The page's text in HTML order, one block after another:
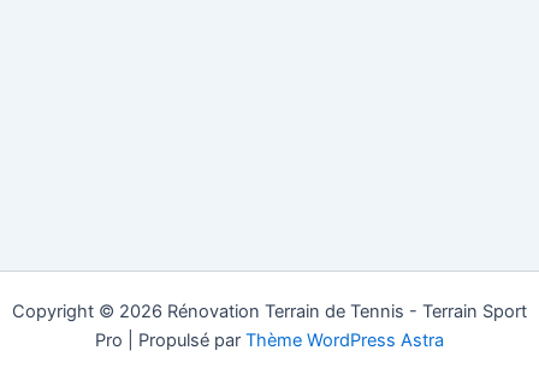
Copyright © 2026 Rénovation Terrain de Tennis - Terrain Sport
Pro | Propulsé par Thème WordPress Astra